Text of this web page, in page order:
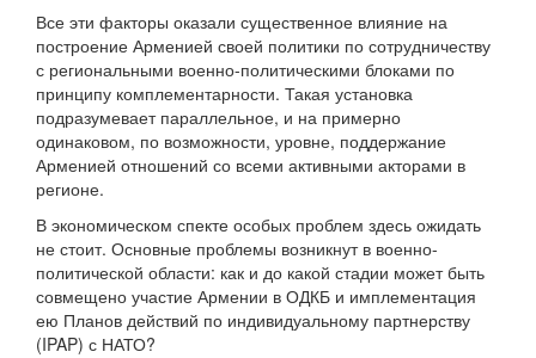
Все эти факторы оказали существенное влияние на
построение Арменией своей политики по сотрудничеству
с региональными военно-политическими блоками по
принципу комплементарности. Такая установка
подразумевает параллельное, и на примерно
одинаковом, по возможности, уровне, поддержание
Арменией отношений со всеми активными акторами в
регионе.
В экономическом спекте особых проблем здесь ожидать
не стоит. Основные проблемы возникнут в военно-
политической области: как и до какой стадии может быть
совмещено участие Армении в ОДКБ и имплементация
ею Планов действий по индивидуальному партнерству
(IPAP) с НАТО?